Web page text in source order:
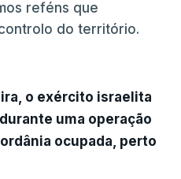
reféns que
do território.
o exército israelita
uma operação
ocupada, perto